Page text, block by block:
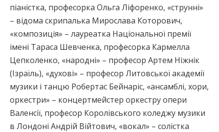
піаністка, професорка Ольга Ліфоренко, «струнні»
– відома скрипалька Мирослава Которович,
«композиція» – лауреатка Національної премії
імені Тараса Шевченка, професорка Кармелла
Цепколенко, «народні» – професор Артем Ніжнік
(Ізраїль), «духові» – професор Литовської академії
музики і танцю Робертас Бейнаріс, «ансамблі, хори,
оркестри» – концертмейстер оркестру опери
Валенсії, професор Королівського коледжу музики
в Лондоні Андрій Війтович, «вокал» – солістка